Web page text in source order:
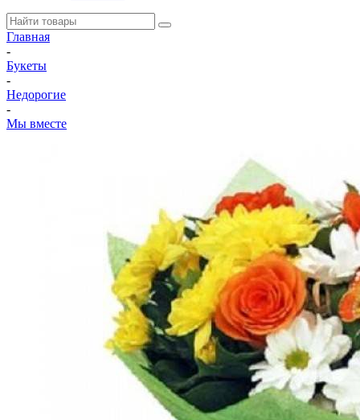
Главная
-
Букеты
-
Недорогие
-
Мы вместе